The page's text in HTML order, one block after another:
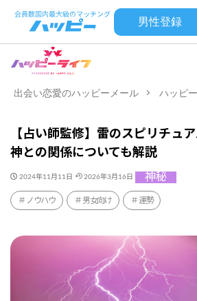
男性登録
出会い恋愛のハッピーメール ハッピ
【占い師監修】雷のスピリチュ
神との関係についても解説
2024年11月11日 2026年3月16日 神秘
ノウハウ 男女向け 運勢